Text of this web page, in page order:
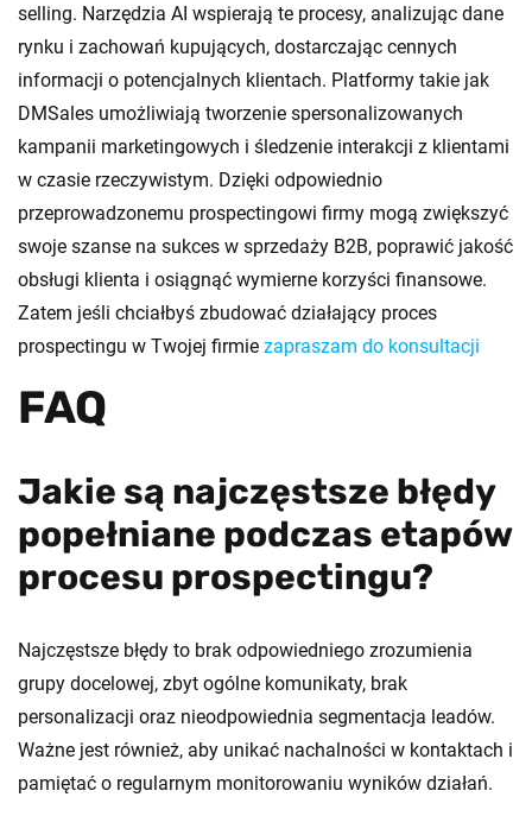
selling. Narzędzia AI wspierają te procesy, analizując dane
rynku i zachowań kupujących, dostarczając cennych
informacji o potencjalnych klientach. Platformy takie jak
DMSales umożliwiają tworzenie spersonalizowanych
kampanii marketingowych i śledzenie interakcji z klientami
w czasie rzeczywistym. Dzięki odpowiednio
przeprowadzonemu prospectingowi firmy mogą zwiększyć
swoje szanse na sukces w sprzedaży B2B, poprawić jakość
obsługi klienta i osiągnąć wymierne korzyści finansowe.
Zatem jeśli chciałbyś zbudować działający proces
prospectingu w Twojej firmie zapraszam do konsultacji
FAQ
Jakie są najczęstsze błędy
popełniane podczas etapów
procesu prospectingu?
Najczęstsze błędy to brak odpowiedniego zrozumienia
grupy docelowej, zbyt ogólne komunikaty, brak
personalizacji oraz nieodpowiednia segmentacja leadów.
Ważne jest również, aby unikać nachalności w kontaktach i
pamiętać o regularnym monitorowaniu wyników działań.